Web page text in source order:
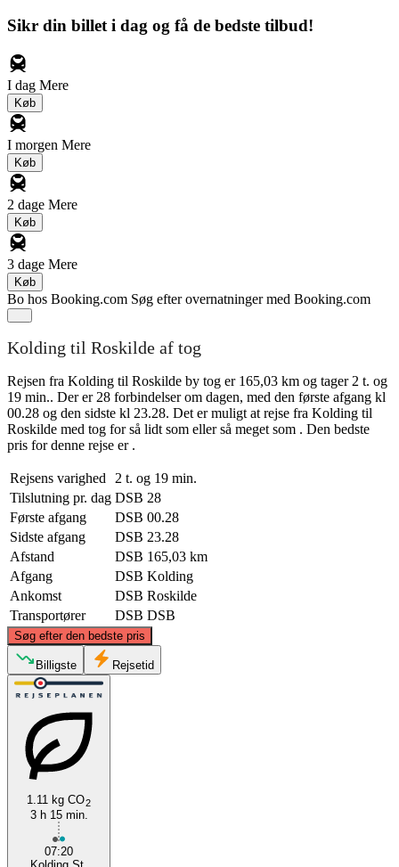
Sikr din billet i dag og få de bedste tilbud!
I dag Mere
Køb
I morgen Mere
Køb
2 dage Mere
Køb
3 dage Mere
Køb
Bo hos Booking.com Søg efter overnatninger med Booking.com
Kolding til Roskilde af tog
Rejsen fra Kolding til Roskilde by tog er 165,03 km og tager 2 t. og
19 min.. Der er 28 forbindelser om dagen, med den første afgang kl
00.28 og den sidste kl 23.28. Det er muligt at rejse fra Kolding til
Roskilde med tog for så lidt som eller så meget som . Den bedste
pris for denne rejse er .
Rejsens varighed
2 t. og 19 min.
Tilslutning pr. dag DSB 28
Første afgang
DSB 00.28
Sidste afgang
DSB 23.28
Afstand
DSB 165,03 km
Afgang
DSB Kolding
Ankomst
DSB Roskilde
Transportører
DSB DSB
Søg efter den bedste pris
Kolding
Billigste Rejsetid
1.11 kg CO2
3 h 15 min.
07:20